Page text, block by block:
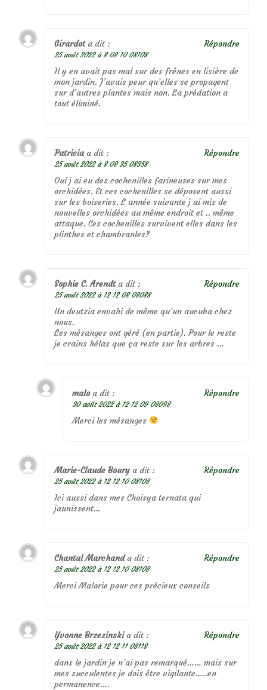
Girardot a dit :
25 août 2022 à 8 08 10 08108
Il y en avait pas mal sur des frênes en lisière de
mon jardin. J’avais peur qu’elles se propagent
sur d’autres plantes mais non. La prédation a
tout éliminé.
Répondre
Patricia a dit :
25 août 2022 à 8 08 35 08358
Oui j ai eu des cochenilles farineuses sur mes
orchidées. Et ces cochenilles se déposent aussi
sur les boiseries. L année suivante j ai mis de
nouvelles orchidées au même endroit et .. même
attaque. Ces cochenilles survivent elles dans les
plinthes et chambranles?
Répondre
Sophie C. Arendt a dit :
25 août 2022 à 12 12 08 08088
Un deutzia envahi de même qu’un aucuba chez
nous.
Les mésanges ont géré (en partie). Pour le reste
je crains hélas que ça reste sur les arbres …
Répondre
malo a dit :
30 août 2022 à 12 12 09 08098
Merci les mésanges
Répondre
Marie-Claude Boury a dit :
25 août 2022 à 12 12 10 08108
Ici aussi dans mes Choisya ternata qui
jaunissent…
Répondre
Chantal Marchand a dit :
25 août 2022 à 12 12 10 08108
Merci Malorie pour ces précieux conseils
Répondre
Yvonne Brzezinski a dit :
25 août 2022 à 12 12 11 08118
dans le jardin je n’ai pas remarqué…… mais sur
mes succulentes je dois être vigilante…..en
permanence….
Répondre